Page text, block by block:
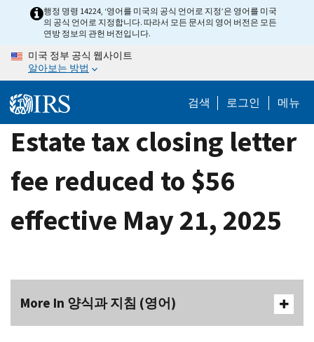
content
행정 명령 14224, ‘영어를 미국의 공식 언어로 지정’은 영어를 미국
의 공식 언어로 지정합니다. 따라서 모든 문서의 영어 버전은 모든
연방 정보의 관헌 버전입니다.
미국 정부 공식 웹사이트
알아보는 방법
검색 로그인 메뉴
Estate tax closing letter
fee reduced to $56
effective May 21, 2025
More In 양식과 지침 (영어)